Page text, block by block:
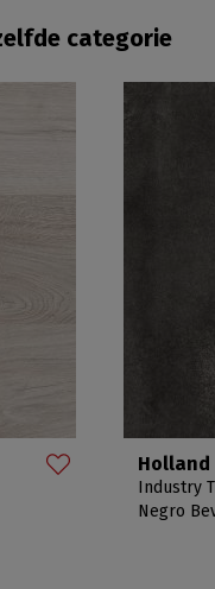
categorie
Holland
Industry
Negro